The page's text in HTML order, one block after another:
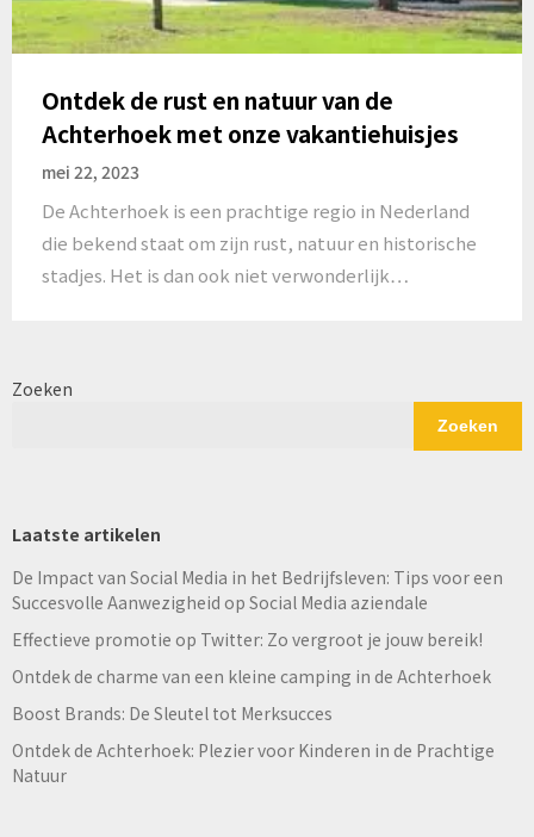
Ontdek de rust en natuur van de
Achterhoek met onze vakantiehuisjes
mei 22, 2023
De Achterhoek is een prachtige regio in Nederland
die bekend staat om zijn rust, natuur en historische
stadjes. Het is dan ook niet verwonderlijk…
Zoeken
Zoeken
Laatste artikelen
De Impact van Social Media in het Bedrijfsleven: Tips voor een
Succesvolle Aanwezigheid op Social Media aziendale
Effectieve promotie op Twitter: Zo vergroot je jouw bereik!
Ontdek de charme van een kleine camping in de Achterhoek
Boost Brands: De Sleutel tot Merksucces
Ontdek de Achterhoek: Plezier voor Kinderen in de Prachtige
Natuur